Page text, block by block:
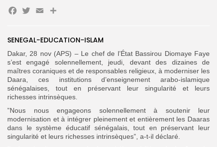
FR
SENEGAL-EDUCATION-ISLAM
Dakar, 28 nov (APS) – Le chef de l’État Bassirou Diomaye Faye
s’est engagé solennellement, jeudi, devant des dizaines de
maîtres coraniques et de responsables religieux, à moderniser les
Daara, ces institutions d’enseignement arabo-islamique
sénégalaises, tout en préservant leur singularité et leurs
richesses intrinsèques.
”Nous nous engageons solennellement à soutenir leur
modernisation et à intégrer pleinement et entièrement les Daaras
dans le système éducatif sénégalais, tout en préservant leur
singularité et leurs richesses intrinsèques”, a-t-il déclaré.
Facebook
Twitter
EmailPartager